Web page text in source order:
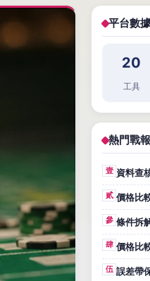
平台數據
20
工具
熱門戰報
壹 資料查
貳 價格比
參 條件拆
肆 價格比
伍 誤差帶